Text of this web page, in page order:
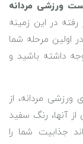
ورزشی مردانه
در این زمینه
اولین مرحله شما
داشته باشید و
ورزشی مردانه، از
آنها، رنگ سفید
جذابیت شما را